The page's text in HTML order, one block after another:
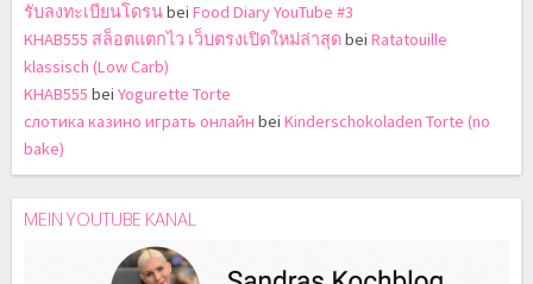
รับลงทะเบียนโดรนbei Food Diary YouTube #3
KHAB555 สล็อตแตกไว เว็บตรงเปิดใหม่ล่าสุดbei Ratatouille
klassisch (Low Carb)
KHAB555 bei Yogurette Torte
слотика казино играть онлайн bei Kinderschokoladen Torte (no
bake)
MEIN YOUTUBE KANAL